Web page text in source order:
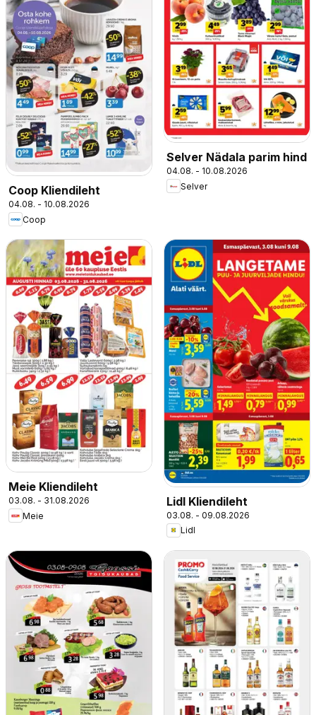
Coop Kliendileht
04.08. - 10.08.2026
Coop
Selver Nädala parim hind
04.08. - 10.08.2026
Selver
Meie Kliendileht
03.08. - 31.08.2026
Meie
Lidl Kliendileht
03.08. - 09.08.2026
Lidl